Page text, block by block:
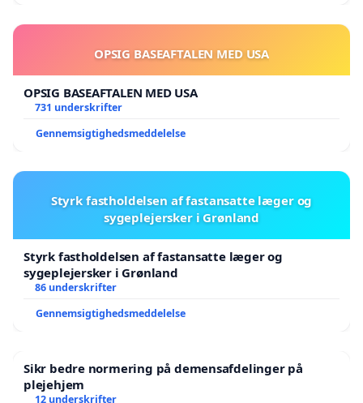
OPSIG BASEAFTALEN MED USA
OPSIG BASEAFTALEN MED USA
731 underskrifter
Gennemsigtighedsmeddelelse
Styrk fastholdelsen af fastansatte læger og
sygeplejersker i Grønland
Styrk fastholdelsen af fastansatte læger og
sygeplejersker i Grønland
86 underskrifter
Gennemsigtighedsmeddelelse
Sikr bedre normering på demensafdelinger på
plejehjem
12 underskrifter